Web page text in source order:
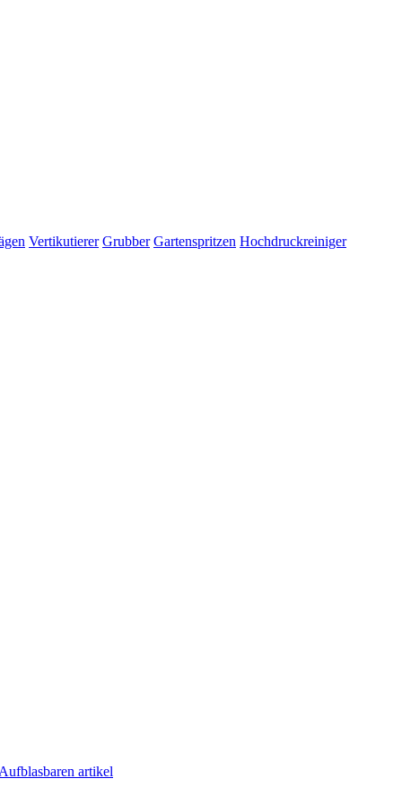
Vertikutierer Grubber Gartenspritzen Hochdruckreiniger
Aufblasbaren artikel